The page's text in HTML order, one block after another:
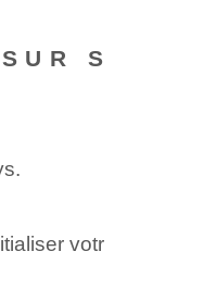
S
votr